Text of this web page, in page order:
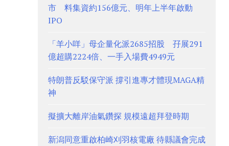
市 料集資約156億元、明年上半年啟動
IPO
「羊小咩」母企量化派2685招股 孖展291
億超購2224倍、一手入場費4949元
特朗普反駁保守派 撐引進專才體現MAGA精
神
擬擴大離岸油氣鑽探 規模遠超拜登時期
新潟同意重啟柏崎刈羽核電廠 待縣議會完成